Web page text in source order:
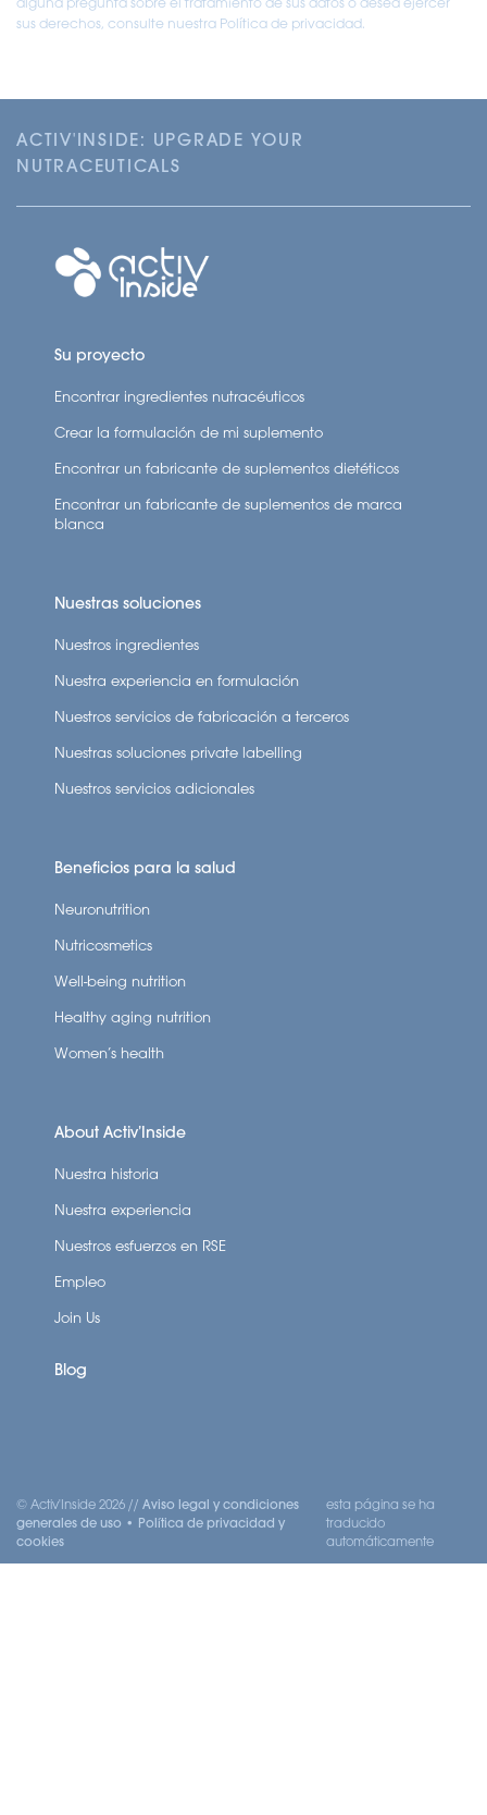
sus derechos, consulte nuestra Política de privacidad.
ACTIV'INSIDE: UPGRADE YOUR
NUTRACEUTICALS
Su proyecto
Encontrar ingredientes nutracéuticos
Crear la formulación de mi suplemento
Encontrar un fabricante de suplementos dietéticos
Encontrar un fabricante de suplementos de marca
blanca
Nuestras soluciones
Nuestros ingredientes
Nuestra experiencia en formulación
Nuestros servicios de fabricación a terceros
Nuestras soluciones private labelling
Nuestros servicios adicionales
Beneficios para la salud
Neuronutrition
Nutricosmetics
Well-being nutrition
Healthy aging nutrition
Women’s health
About Activ’Inside
Nuestra historia
Nuestra experiencia
Nuestros esfuerzos en RSE
Empleo
Join Us
Blog
© Activ'Inside 2026 // Aviso legal y condiciones
generales de uso • Política de privacidad y
cookies
esta página se ha
traducido
automáticamente